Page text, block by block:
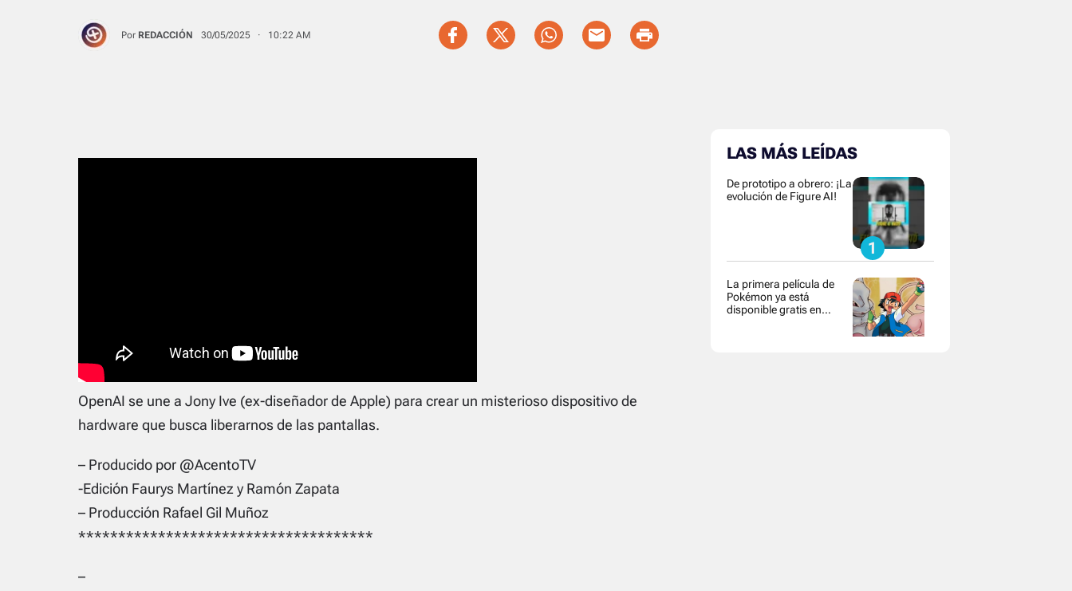
Por REDACCIÓN 30/05/2025 · 10:22 AM
OpenAI se une a Jony Ive (ex-diseñador de Apple) para crear un misterioso dispositivo de
hardware que busca liberarnos de las pantallas.
– Producido por @AcentoTV
-Edición Faurys Martínez y Ramón Zapata
– Producción Rafael Gil Muñoz
*************************************
–
LAS MÁS LEÍDAS
De prototipo a obrero: ¡La
evolución de Figure AI!
La primera película de
Pokémon ya está
disponible gratis en